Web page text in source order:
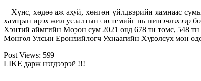
Хүнс, хөдөө аж ахуй, хөнгөн үйлдвэрийн яамнаас
хамтран ирэх жил услалтын системийг нь шинэчлэхээр
Хэнтий аймгийн Мөрөн сум 2021 онд 678 тн төмс, 548 тн
Монгол Улсын Ерөнхийлөгч Ухнаагийн Хүрэлсүх мөн
Post Views: 599
LIKE дарж нэгдээрэй !!!